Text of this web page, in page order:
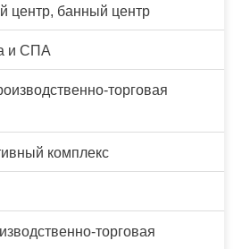
центр, банный центр
и СПА
торговая
комплекс
торговая